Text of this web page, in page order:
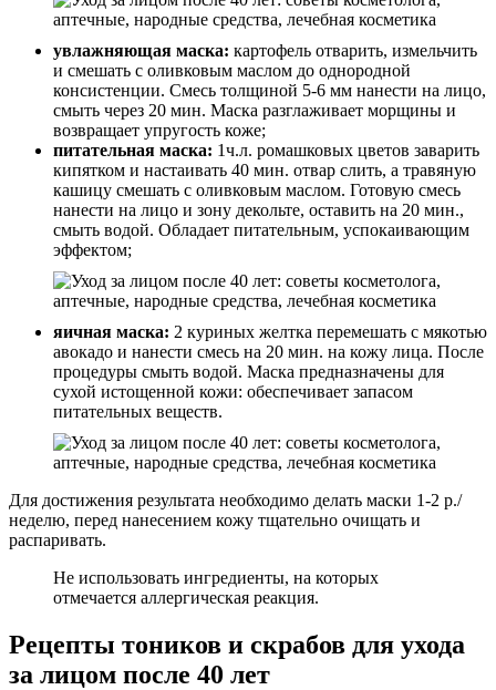
увлажняющая маска: картофель отварить, измельчить
и смешать с оливковым маслом до однородной
консистенции. Смесь толщиной 5-6 мм нанести на лицо,
смыть через 20 мин. Маска разглаживает морщины и
возвращает упругость коже;
питательная маска: 1ч.л. ромашковых цветов заварить
кипятком и настаивать 40 мин. отвар слить, а травяную
кашицу смешать с оливковым маслом. Готовую смесь
нанести на лицо и зону декольте, оставить на 20 мин.,
смыть водой. Обладает питательным, успокаивающим
эффектом;
яичная маска: 2 куриных желтка перемешать с мякотью
авокадо и нанести смесь на 20 мин. на кожу лица. После
процедуры смыть водой. Маска предназначены для
сухой истощенной кожи: обеспечивает запасом
питательных веществ.
Для достижения результата необходимо делать маски 1-2 р./
неделю, перед нанесением кожу тщательно очищать и
распаривать.
Не использовать ингредиенты, на которых
отмечается аллергическая реакция.
Рецепты тоников и скрабов для ухода
за лицом после 40 лет